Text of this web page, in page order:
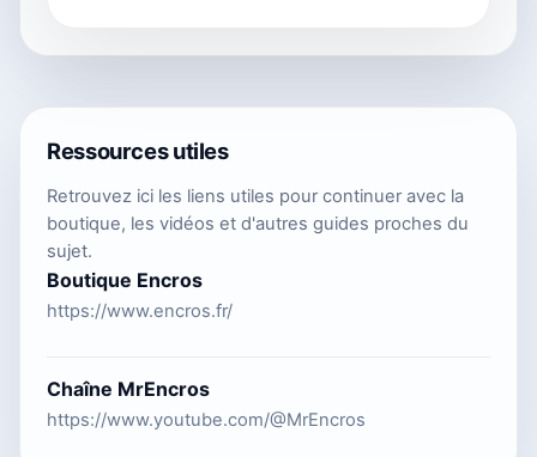
Ressources utiles
Retrouvez ici les liens utiles pour continuer avec la
boutique, les vidéos et d'autres guides proches du
sujet.
Boutique Encros
https://www.encros.fr/
Chaîne MrEncros
https://www.youtube.com/@MrEncros